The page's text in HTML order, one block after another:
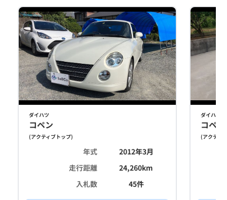
ダイハツ
コペン
(アクティブトップ)
年式
2012年3月
走行距離
24,260km
入札数
45件
ダイハツ
コペン
(アクティ